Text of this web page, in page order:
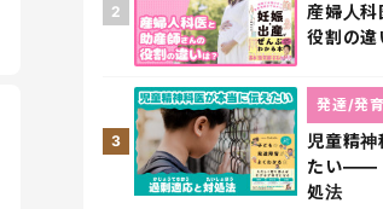
2
産婦人科
役割の違
3
児童精
たい――
処法
発達/発育